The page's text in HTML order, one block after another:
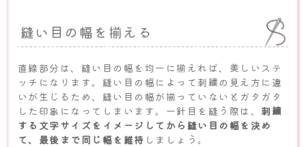
縫い目の幅を揃える
直線部分は、縫い目の幅を均一に揃えれば、美しいステ
ッチになります。縫い目の幅によって刺繍の見え方に違
いが生じるため、縫い目の幅が揃っていないとガタガタ
した印象になってしまいます。一針目を縫う際は、 刺繍
する文字サイズをイメージしてから縫い目の幅を決め
て、最後まで同じ幅を維持 しましょう。